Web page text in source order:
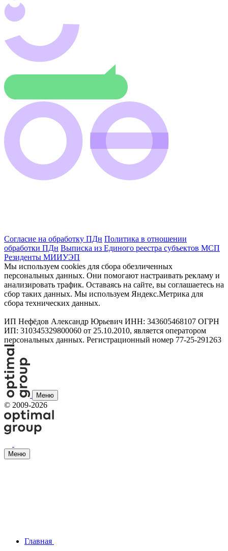
Согласие на обработку ПДн Политика в отношении
обработки ПДн Выписка из Единого реестра субъектов МСП
Резиденты МИИУЭП
Мы используем cookies для сбора обезличенных
персональных данных. Они помогают настраивать рекламу и
анализировать трафик. Оставаясь на сайте, вы соглашаетесь на
сбор таких данных. Мы используем Яндекс.Метрика для
сбора технических данных.
ИП Нефёдов Александр Юрьевич ИНН: 343605468107 ОГРН
ИП: 310345329800060 от 25.10.2010, является оператором
персональных данных. Регистрационный номер 77-25-291263
Меню
© 2009-2026
Меню
Главная